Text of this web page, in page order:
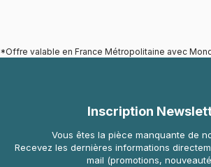
*Offre valable en France Métropolitaine avec
Inscription
Vous êtes la pièce manquante de
Recevez les dernières informations
mail (promotions,